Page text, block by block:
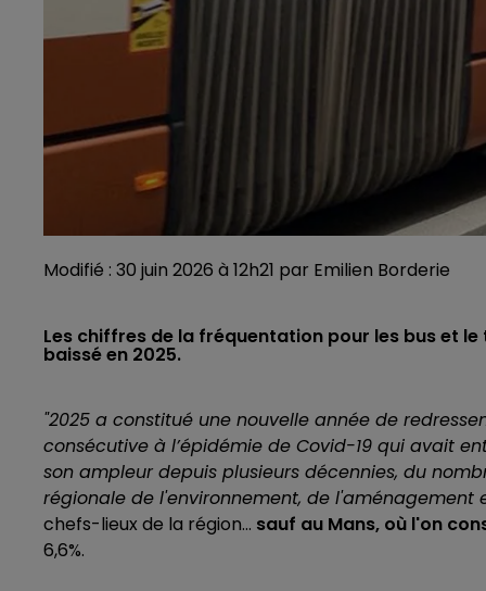
Modifié : 30 juin 2026 à 12h21 par Emilien Borderie
Les chiffres de la fréquentation pour les bus et
baissé en 2025.
"2025 a constitué une nouvelle année de
consécutive à l’épidémie de Covid-19 qui avait
son ampleur depuis plusieurs décennies, du
régionale de l'environnement, de l'aménagement
chefs-lieux de la région... sauf au Mans, où l'on
6,6%.